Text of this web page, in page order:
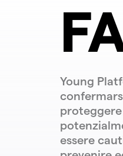
Young
essere